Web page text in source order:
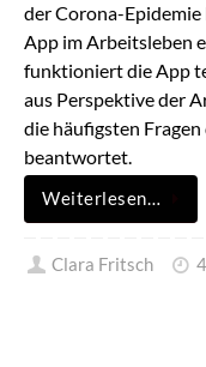
der Corona-
App im Arbeitsleben
funktioniert die App
aus Perspektive der
die häufigsten
beantwortet.
Weiterlesen…
Clara Fritsch